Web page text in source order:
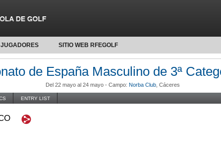
JUGADORES SITIO WEB RFEGOLF
de España Masculino de 3ª
Del 22 mayo al 24 mayo - Campo: Norba Club, Cáceres
ENTRY LIST